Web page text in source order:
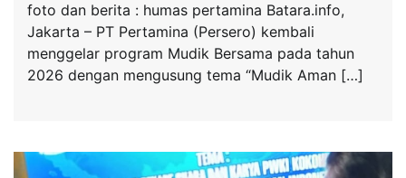
foto dan berita : humas pertamina Batara.info,
Jakarta – PT Pertamina (Persero) kembali
menggelar program Mudik Bersama pada tahun
2026 dengan mengusung tema “Mudik Aman […]